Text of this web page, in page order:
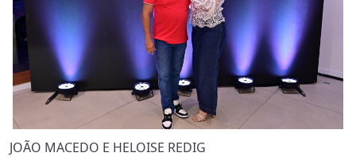
JOÃO MACEDO E HELOISE REDIG